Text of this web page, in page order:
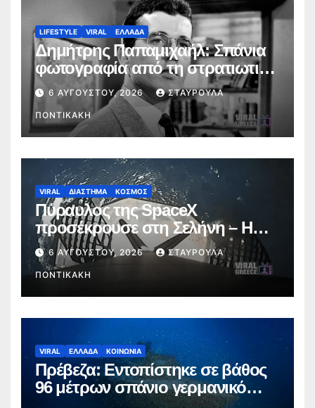
LIFESTYLE VIRAL ΕΛΛΑΔΑ
Δημήτρης Παπαμιχαήλ: Σπάνια
φωτογραφία από τη στρατιωτική
του θητεία το 1955
6 ΑΥΓΟΎΣΤΟΥ, 2026 ΣΤΑΥΡΟΎΛΑ
ΠΟΝΤΙΚΆΚΗ
VIRAL ΔΙΑΣΤΗΜΑ ΚΟΣΜΟΣ
Πύραυλος της SpaceX
προσέκρουσε στη Σελήνη – Η
σύγκρουση δημιούργησε νέο
κρατήρα
6 ΑΥΓΟΎΣΤΟΥ, 2026 ΣΤΑΥΡΟΎΛΑ
ΠΟΝΤΙΚΆΚΗ
VIRAL ΕΛΛΑΔΑ ΚΟΙΝΩΝΙΑ
Πρέβεζα: Εντοπίστηκε σε βάθος
96 μέτρων σπάνιο γερμανικό